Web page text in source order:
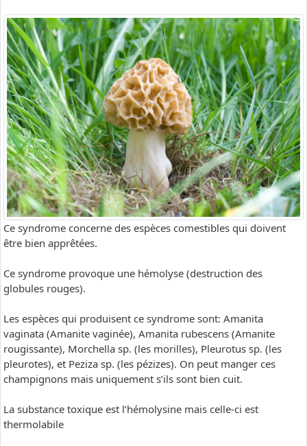
Ce syndrome concerne des espèces comestibles qui doivent
être bien apprêtées.
Ce syndrome provoque une hémolyse (destruction des
globules rouges).
Les espèces qui produisent ce syndrome sont: Amanita
vaginata (Amanite vaginée), Amanita rubescens (Amanite
rougissante), Morchella sp. (les morilles), Pleurotus sp. (les
pleurotes), et Peziza sp. (les pézizes). On peut manger ces
champignons mais uniquement s’ils sont bien cuit.
La substance toxique est l’hémolysine mais celle-ci est
thermolabile